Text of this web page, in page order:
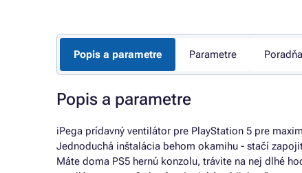
Popis a parametre Parametre Poradňa
Popis a parametre
iPega prídavný ventilátor pre PlayStation 5 pre
Jednoduchá inštalácia behom okamihu - stačí
Máte doma PS5 hernú konzolu, trávite na nej dlhé